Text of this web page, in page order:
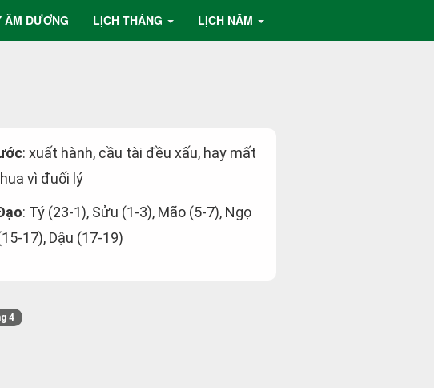
ÂM DƯƠNG LỊCH THÁNG LỊCH NĂM
: xuất hành, cầu tài đều xấu, hay mất
vì đuối lý
: Tý (23-1), Sửu (1-3), Mão (5-7), Ngọ
17), Dậu (17-19)
4